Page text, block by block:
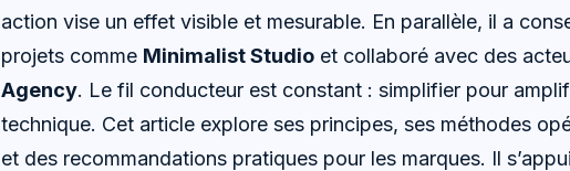
action vise un effet visible et mesurable. En parallèle, il a
projets comme Minimalist Studio et collaboré avec des
Agency. Le fil conducteur est constant : simplifier pour
technique. Cet article explore ses principes, ses méthodes
et des recommandations pratiques pour les marques. Il